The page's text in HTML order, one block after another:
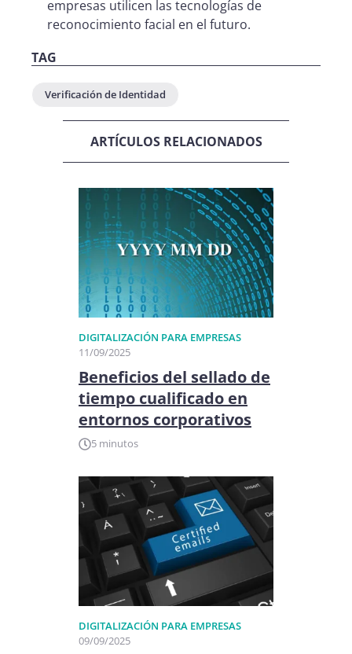
empresas utilicen las tecnologías de
reconocimiento facial en el futuro.
TAG
Verificación de Identidad
ARTÍCULOS RELACIONADOS
DIGITALIZACIÓN PARA EMPRESAS
11/09/2025
Beneficios del sellado de
tiempo cualificado en
entornos corporativos
5 minutos
DIGITALIZACIÓN PARA EMPRESAS
09/09/2025